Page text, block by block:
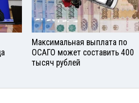
Максимальная выплата по
ОСАГО может составить 400
тысяч рублей